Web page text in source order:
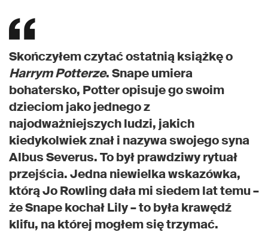
Skończyłem czytać ostatnią książkę o
Harrym Potterze. Snape umiera
bohatersko, Potter opisuje go swoim
dzieciom jako jednego z
najodważniejszych ludzi, jakich
kiedykolwiek znał i nazywa swojego syna
Albus Severus. To był prawdziwy rytuał
przejścia. Jedna niewielka wskazówka,
którą Jo Rowling dała mi siedem lat temu –
że Snape kochał Lily – to była krawędź
klifu, na której mogłem się trzymać.